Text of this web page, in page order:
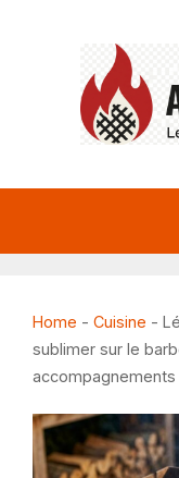
Home - Cuisine -
sublimer sur le
accompagnements